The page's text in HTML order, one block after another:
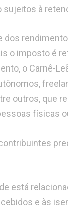
sujeitos à
dos
o imposto é
o Carnê-
outros, que
físicas
está
e às